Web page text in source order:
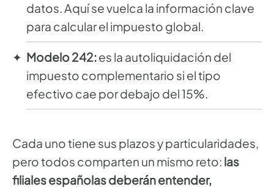
datos. Aquí se vuelca la información clave
para calcular el impuesto global.
Modelo 242:es la autoliquidación del
impuesto complementario si el tipo
efectivo cae por debajo del 15%.
Cada uno tiene sus plazos y particularidades,
pero todos comparten un mismo reto: las
filiales españolas deberán entender,